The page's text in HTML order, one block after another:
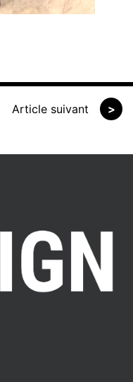
Article suivant >